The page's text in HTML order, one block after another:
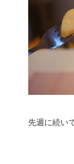
先週に続い